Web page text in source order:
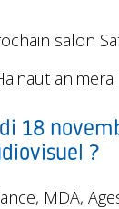
salon
18
?
MDA,